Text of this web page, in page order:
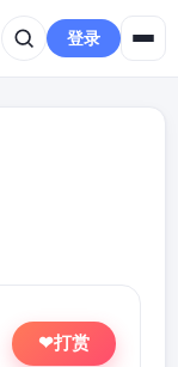
登录
❤打赏